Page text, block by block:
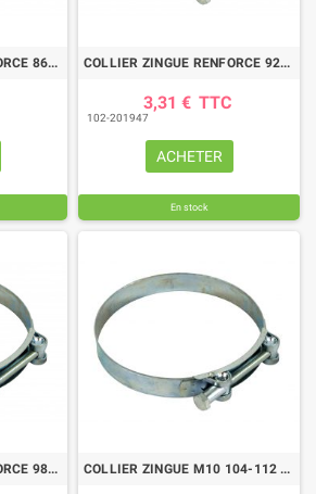
COLLIER ZINGUE RENFORCE 86/91 COLLIER ZINGUE RENFORCE 92/97
3,31 € TTC
102-201947
ACHETER
En stock
COLLIER ZINGUE RENFORCE 98/103 COLLIER ZINGUE M10 104-112 LARGEUR BANDE 30 MM